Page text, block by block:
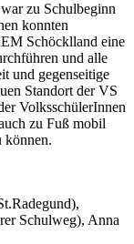
zu Schulbeginn
konnten
Schöcklland eine
und alle
und gegenseitige
Standort der VS
VolksschülerInnen
zu Fuß mobil
können.
Schulweg), Anna